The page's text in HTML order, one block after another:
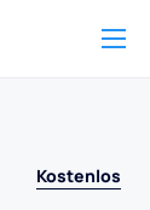
Kostenlos